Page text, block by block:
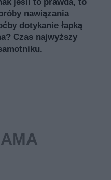
nawiązania
dotykanie łapką
Czas najwyższy